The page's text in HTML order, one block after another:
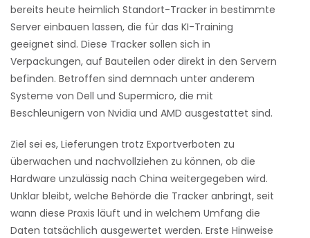
bereits heute heimlich Standort-Tracker in bestimmte
Server einbauen lassen, die für das KI-Training
geeignet sind. Diese Tracker sollen sich in
Verpackungen, auf Bauteilen oder direkt in den Servern
befinden. Betroffen sind demnach unter anderem
Systeme von Dell und Supermicro, die mit
Beschleunigern von Nvidia und AMD ausgestattet sind.
Ziel sei es, Lieferungen trotz Exportverboten zu
überwachen und nachvollziehen zu können, ob die
Hardware unzulässig nach China weitergegeben wird.
Unklar bleibt, welche Behörde die Tracker anbringt, seit
wann diese Praxis läuft und in welchem Umfang die
Daten tatsächlich ausgewertet werden. Erste Hinweise